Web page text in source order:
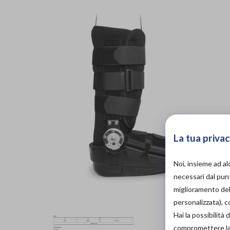
La tua
Noi, insieme ad
necessari dal
miglioramento
personalizzata),
Hai la possibilità
compromettere